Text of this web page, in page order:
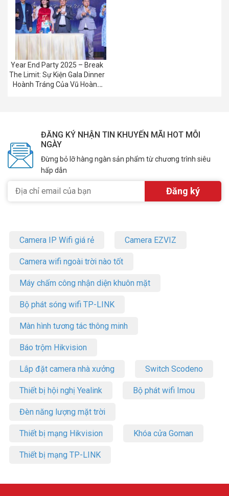
Year End Party 2025 – Break
The Limit: Sự Kiện Gala Dinner
Hoành Tráng Của Vũ Hoàng
ĐĂNG KÝ NHẬN TIN KHUYẾN MÃI HOT MỖI
NGÀY
Đừng bỏ lỡ hàng ngàn sản phẩm từ chương trình siêu
hấp dẫn
Camera IP Wifi giá rẻ Camera EZVIZ
Camera wifi ngoài trời nào tốt
Máy chấm công nhận diện khuôn mặt
Bộ phát sóng wifi TP-LINK
Màn hình tương tác thông minh
Báo trộm Hikvision
Lắp đặt camera nhà xưởng Switch Scodeno
Thiết bị hội nghị Yealink Bộ phát wifi Imou
Đèn năng lượng mặt trời
Thiết bị mạng Hikvision Khóa cửa Goman
Thiết bị mạng TP-LINK